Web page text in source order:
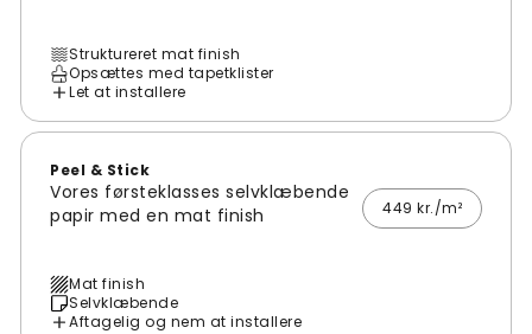
Struktureret mat finish
Opsættes med tapetklister
Let at installere
Peel & Stick
Vores førsteklasses selvklæbende
papir med en mat finish
449 kr./m²
Mat finish
Selvklæbende
Aftagelig og nem at installere